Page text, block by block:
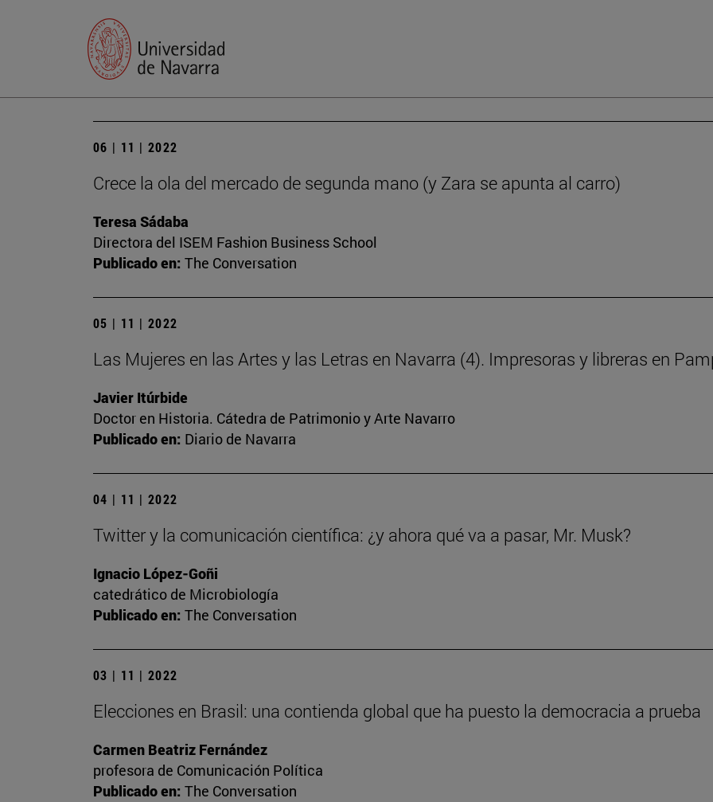
06 | 11 | 2022
Crece la ola del mercado de segunda mano (y Zara se apunta al carro)
Teresa Sádaba
Directora del ISEM Fashion Business School
Publicado en: The Conversation
05 | 11 | 2022
Las Mujeres en las Artes y las Letras en Navarra (4). Impresoras y libreras en
Javier Itúrbide
Doctor en Historia. Cátedra de Patrimonio y Arte Navarro
Publicado en: Diario de Navarra
04 | 11 | 2022
Twitter y la comunicación científica: ¿y ahora qué va a pasar, Mr. Musk?
Ignacio López-Goñi
catedrático de Microbiología
Publicado en: The Conversation
03 | 11 | 2022
Elecciones en Brasil: una contienda global que ha puesto la democracia a prueba
Carmen Beatriz Fernández
profesora de Comunicación Política
Publicado en: The Conversation